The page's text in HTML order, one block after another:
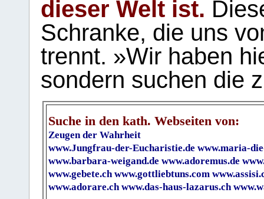
dieser Welt ist.
Schranke, die uns
trennt. »Wir haben
sondern suchen die
Suche in den kath. Webseiten von:
Zeugen der Wahrheit
www.Jungfrau-der-Eucharistie.de www.maria-
www.barbara-weigand.de www.adoremus.de
www.gebete.ch www.gottliebtuns.com
www.adorare.ch www.das-haus-lazarus.ch